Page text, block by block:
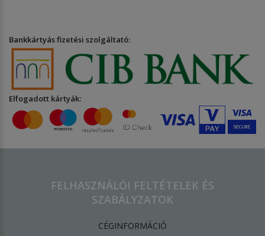
Bankkártyás fizetési szolgáltató:
Elfogadott kártyák:
FELHASZNÁLÓI FELTÉTELEK ÉS
SZABÁLYZATOK
CÉGINFORMÁCIÓ